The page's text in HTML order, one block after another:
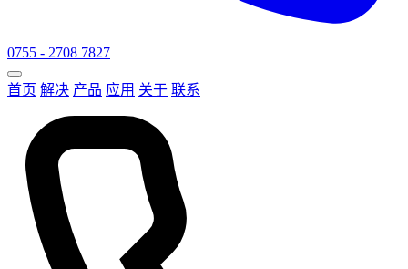
0755 - 2708 7827
首页 解决 产品 应用 关于 联系